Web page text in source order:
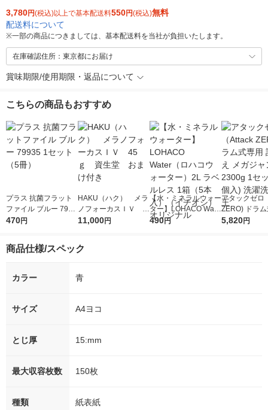
3,780円(税込)以上で基本配送料550円(税込)無料
配送料について
※一部の商品につきましては、基本配送料を当社が負担いたします。
在庫確認住所：東京都にお届け
賞味期限/使用期限・返品について
こちらの商品もおすすめ
プラス 抗菌フラット
ファイル ブルー 7993
5 1セット（5冊）
470円
HAKU（ハク） メラ
ノフォーカスＩＶ 4
5ｇ 資生堂 おまけ
11,000円
【水・ミネラルウォー
ター】LOHACO Wate
r（ロハコウォータ
490円
アタックゼロ
ZERO) ドラ
詰め替え メガ
5,820円
商品仕様/スペック
カラー 青
サイズ A4ヨコ
とじ厚 15:mm
最大収容枚数 150枚
種類 紙表紙